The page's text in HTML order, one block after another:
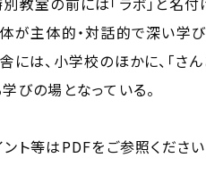
が主体的・対話的で深い学
には、小学校のほかに、「
びの場となっている。
ト等はPDFをご参照ください